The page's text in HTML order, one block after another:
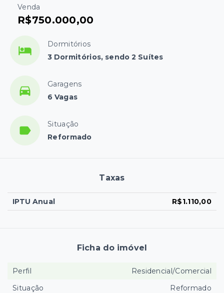
Venda
R$750.000,00
Dormitórios
3 Dormitórios, sendo 2 Suítes
Garagens
6 Vagas
Situação
Reformado
Taxas
IPTU Anual R$1.110,00
Ficha do imóvel
Perfil
Residencial/Comercial
Situação
Reformado